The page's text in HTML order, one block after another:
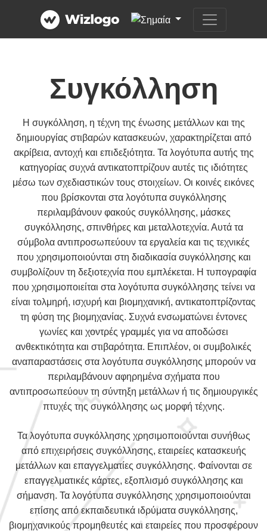
Συγκόλληση
Η συγκόλληση, η τέχνη της ένωσης μετάλλων και της
δημιουργίας στιβαρών κατασκευών, χαρακτηρίζεται από
ακρίβεια, αντοχή και επιδεξιότητα. Τα λογότυπα αυτής της
κατηγορίας συχνά αντικατοπτρίζουν αυτές τις ιδιότητες
μέσω των σχεδιαστικών τους στοιχείων. Οι κοινές εικόνες
που βρίσκονται στα λογότυπα συγκόλλησης
περιλαμβάνουν φακούς συγκόλλησης, μάσκες
συγκόλλησης, σπινθήρες και μεταλλοτεχνία. Αυτά τα
σύμβολα αντιπροσωπεύουν τα εργαλεία και τις τεχνικές
που χρησιμοποιούνται στη διαδικασία συγκόλλησης και
συμβολίζουν τη δεξιοτεχνία που εμπλέκεται. Η τυπογραφία
που χρησιμοποιείται στα λογότυπα συγκόλλησης τείνει να
είναι τολμηρή, ισχυρή και βιομηχανική, αντικατοπτρίζοντας
τη φύση της βιομηχανίας. Συχνά ενσωματώνει έντονες
γωνίες και χοντρές γραμμές για να αποδώσει
ανθεκτικότητα και στιβαρότητα. Επιπλέον, οι συμβολικές
αναπαραστάσεις στα λογότυπα συγκόλλησης μπορούν να
περιλαμβάνουν αφηρημένα σχήματα που
αντιπροσωπεύουν τη σύντηξη μετάλλων ή τις δημιουργικές
πτυχές της συγκόλλησης ως μορφή τέχνης.
Τα λογότυπα συγκόλλησης χρησιμοποιούνται συνήθως
από επιχειρήσεις συγκόλλησης, εταιρείες κατασκευής
μετάλλων και επαγγελματίες συγκόλλησης. Φαίνονται σε
επαγγελματικές κάρτες, εξοπλισμό συγκόλλησης και
σήμανση. Τα λογότυπα συγκόλλησης χρησιμοποιούνται
επίσης από εκπαιδευτικά ιδρύματα συγκόλλησης,
βιομηχανικούς προμηθευτές και εταιρείες που προσφέρουν